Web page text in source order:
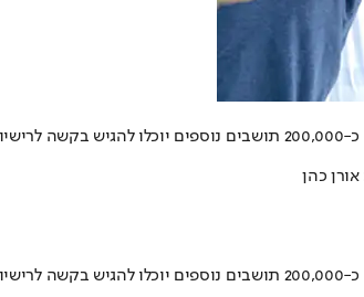
השר לביטחון לאומי מבקש להרחיב את רפורמת כלי הירייה לאשדוד
כהן
השר לביטחון לאומי מבקש להרחיב את רפורמת כלי הירייה לאשדוד